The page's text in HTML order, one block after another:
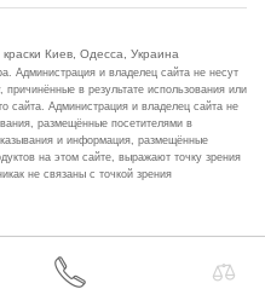
Киев, Одесса, Украина
Администрация и владелец сайта не несут
в результате использования или
сайта. Администрация и владелец сайта не
размещённые посетителями в
и информация, размещённые
на этом сайте, выражают точку зрения
не связаны с точкой зрения